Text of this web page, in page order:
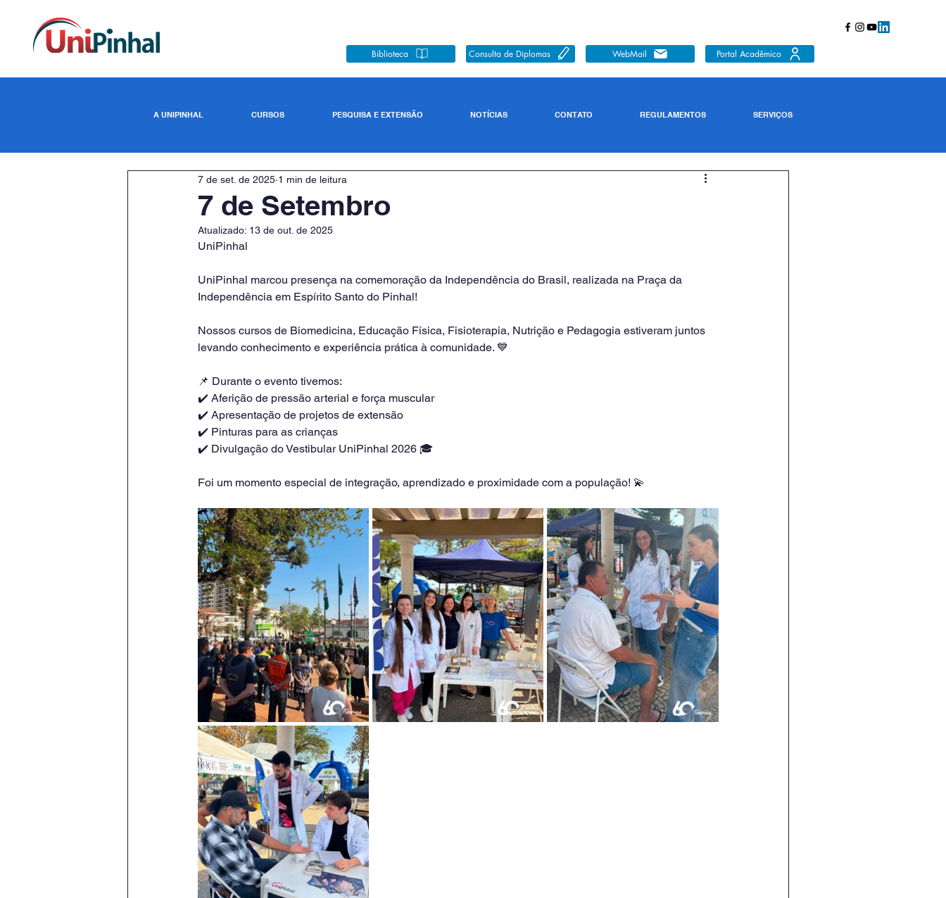
Biblioteca Consulta de Diplomas WebMail Portal Acadêmico
A UNIPINHAL CURSOS PESQUISA E EXTENSÃO NOTÍCIAS CONTATO REGULAMENTOS SERVIÇOS
7 de Setembro
7 de set. de 2025 1 min de leitura
Atualizado: 13 de out. de 2025
UniPinhal
UniPinhal marcou presença na comemoração da Independência do Brasil, realizada na Praça da
Independência em Espírito Santo do Pinhal!
Nossos cursos de Biomedicina, Educação Física, Fisioterapia, Nutrição e Pedagogia estiveram juntos
levando conhecimento e experiência prática à comunidade. 💙
📌 Durante o evento tivemos:
✔️ Aferição de pressão arterial e força muscular
✔️ Apresentação de projetos de extensão
✔️ Pinturas para as crianças
✔️ Divulgação do Vestibular UniPinhal 2026 🎓
Foi um momento especial de integração, aprendizado e proximidade com a população! 💫